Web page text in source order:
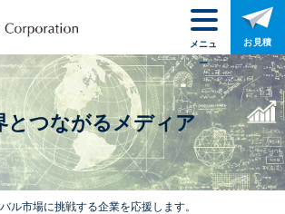
とつながるメディア
ル市場に挑戦する企業を応援します。
メニュ
ー
お見積